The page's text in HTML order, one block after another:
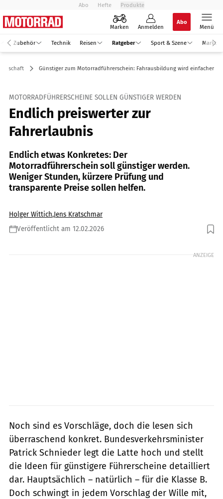
Abo Hefte Produkte
Marken Anmelden
Abo
Menü
Zubehör Technik Reisen Ratgeber Sport & Szene Markt
Günstiger zum Motorradführerschein: Fahrausbildung wird einfacher
MOTORRADFÜHRERSCHEINE SOLLEN GÜNSTIGER WERDEN
Endlich preiswerter zur
Fahrerlaubnis
Endlich etwas Konkretes: Der
Motorradführerschein soll günstiger werden.
Weniger Stunden, kürzere Prüfung und
transparente Preise sollen helfen.
Holger Wittich,Jens Kratschmar
Veröffentlicht am 12.02.2026
Foto: Andreas Franke / Fotolia
ANZEIGE
Noch sind es Vorschläge, doch die lesen sich
überraschend konkret. Bundesverkehrsminister
Patrick Schnieder legt die Latte hoch und stellt
die Ideen für günstigere Führerscheine detailliert
dar. Hauptsächlich – natürlich – für die Klasse B.
Doch schwingt in jedem Vorschlag der Wille mit,